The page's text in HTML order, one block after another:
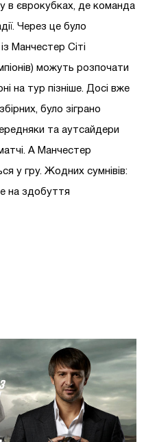
в єврокубках, де команда
Через це було
Манчестер Сіті
можуть розпочати
на тур пізніше. Досі вже
було зіграно
та аутсайдери
А Манчестер
у гру. Жодних сумнівів:
на здобуття